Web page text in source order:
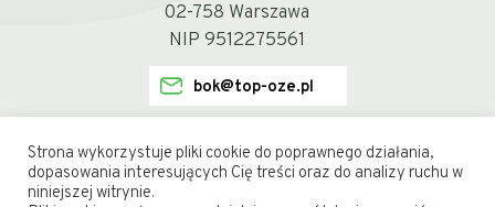
02-758 Warszawa
NIP 9512275561
bok@top-oze.pl
Strona wykorzystuje pliki cookie do poprawnego działania,
dopasowania interesujących Cię treści oraz do analizy ruchu w
niniejszej witrynie.